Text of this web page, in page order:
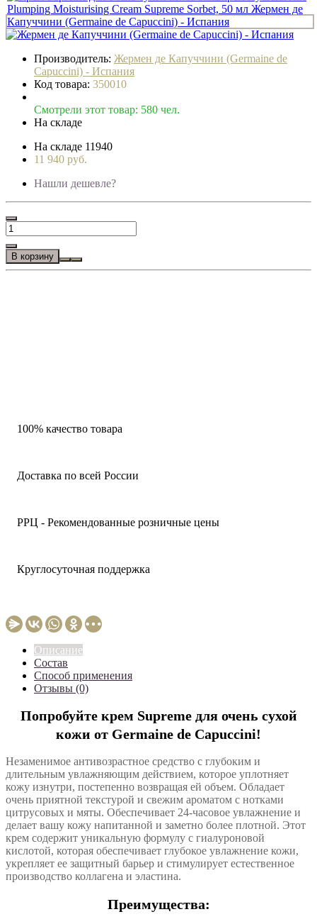
Производитель: Жермен де Капуччини (Germaine de
Capuccini) - Испания
Код товара: 350010
Смотрели этот товар: 580 чел.
На складе
На складе 11940
11 940 руб.
Нашли дешевле?
В корзину
100% качество товара
Доставка по всей России
РРЦ - Рекомендованные розничные цены
Круглосуточная поддержка
Описание
Состав
Способ применения
Отзывы (0)
Попробуйте крем Supreme для очень сухой
кожи от Germaine de Capuccini!
Незаменимое антивозрастное средство с глубоким и
длительным увлажняющим действием, которое уплотняет
кожу изнутри, постепенно возвращая ей объем. Обладает
очень приятной текстурой и свежим ароматом с нотками
цитрусовых и мяты. Обеспечивает 24-часовое увлажнение и
делает вашу кожу напитанной и заметно более плотной. Этот
крем содержит уникальную формулу с гиалуроновой
кислотой, которая обеспечивает глубокое увлажнение кожи,
укрепляет ее защитный барьер и стимулирует естественное
производство коллагена и эластина.
Преимущества: